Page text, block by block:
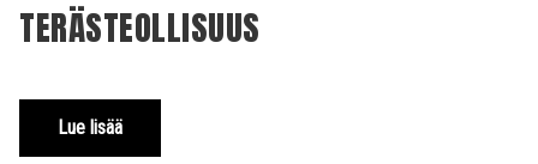
TERÄSTEOLLISUUS
Lue lisää